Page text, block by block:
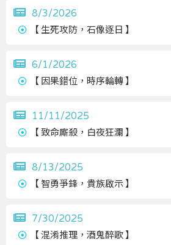
預言家一回合存活容錯 相
輯層要求不是很高 至於上面提到的狼人焊跳比真
預容易的理論也是屬於發
殺也是一款發言推理遊戲
訊 好人跟票就能贏的遊戲 我個人觀點：不排斥玩
法多樣性，但當普遍公認
8/3/2026
【 生死攻防，石像逐日 】
6/1/2026
【 因果錯位，時序輪轉 】
11/11/2025
【 致命廝殺，白夜狂瀾 】
8/13/2025
【 智勇爭鋒，貴族啟示 】
7/30/2025
【 混淆推理，酒鬼醉歌 】